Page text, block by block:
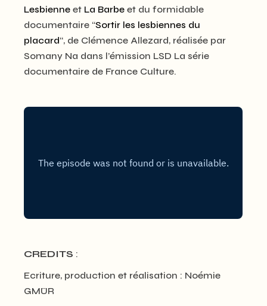
Lesbienne et La Barbe et du formidable
documentaire “Sortir les lesbiennes du
placard“, de Clémence Allezard, réalisée par
Somany Na dans l’émission LSD La série
documentaire de France Culture.
CREDITS :
Ecriture, production et réalisation : Noémie
GMÜR